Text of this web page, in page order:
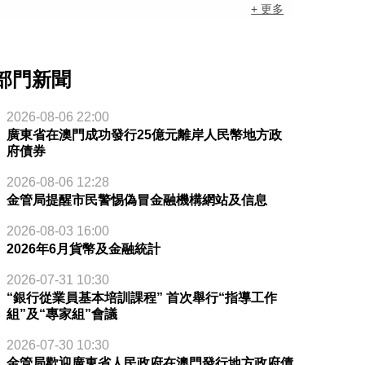
+ 更多
門新聞
2026-08-06 22:00
廣東省在澳門成功發行25億元離岸人民幣地方政
府債券
2026-08-06 12:28
金管局提醒市民警惕偽冒金融機構網站及信息
2026-08-03 16:00
2026年6月貨幣及金融統計
2026-07-31 10:30
“銀行從業員基本培訓課程” 首次舉行“指導工作
組”及“專家組”會議
2026-07-30 10:30